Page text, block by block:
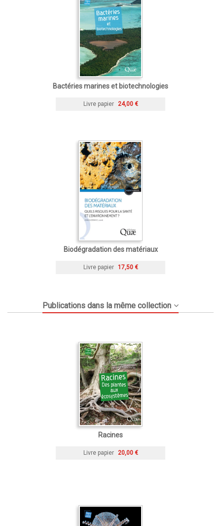
Bactéries marines et biotechnologies
Livre papier 24,00 €
Biodégradation des matériaux
Livre papier 17,50 €
Publications dans la même collection
Racines
Livre papier 20,00 €